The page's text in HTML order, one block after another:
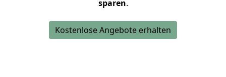
sparen.
Kostenlose Angebote erhalten